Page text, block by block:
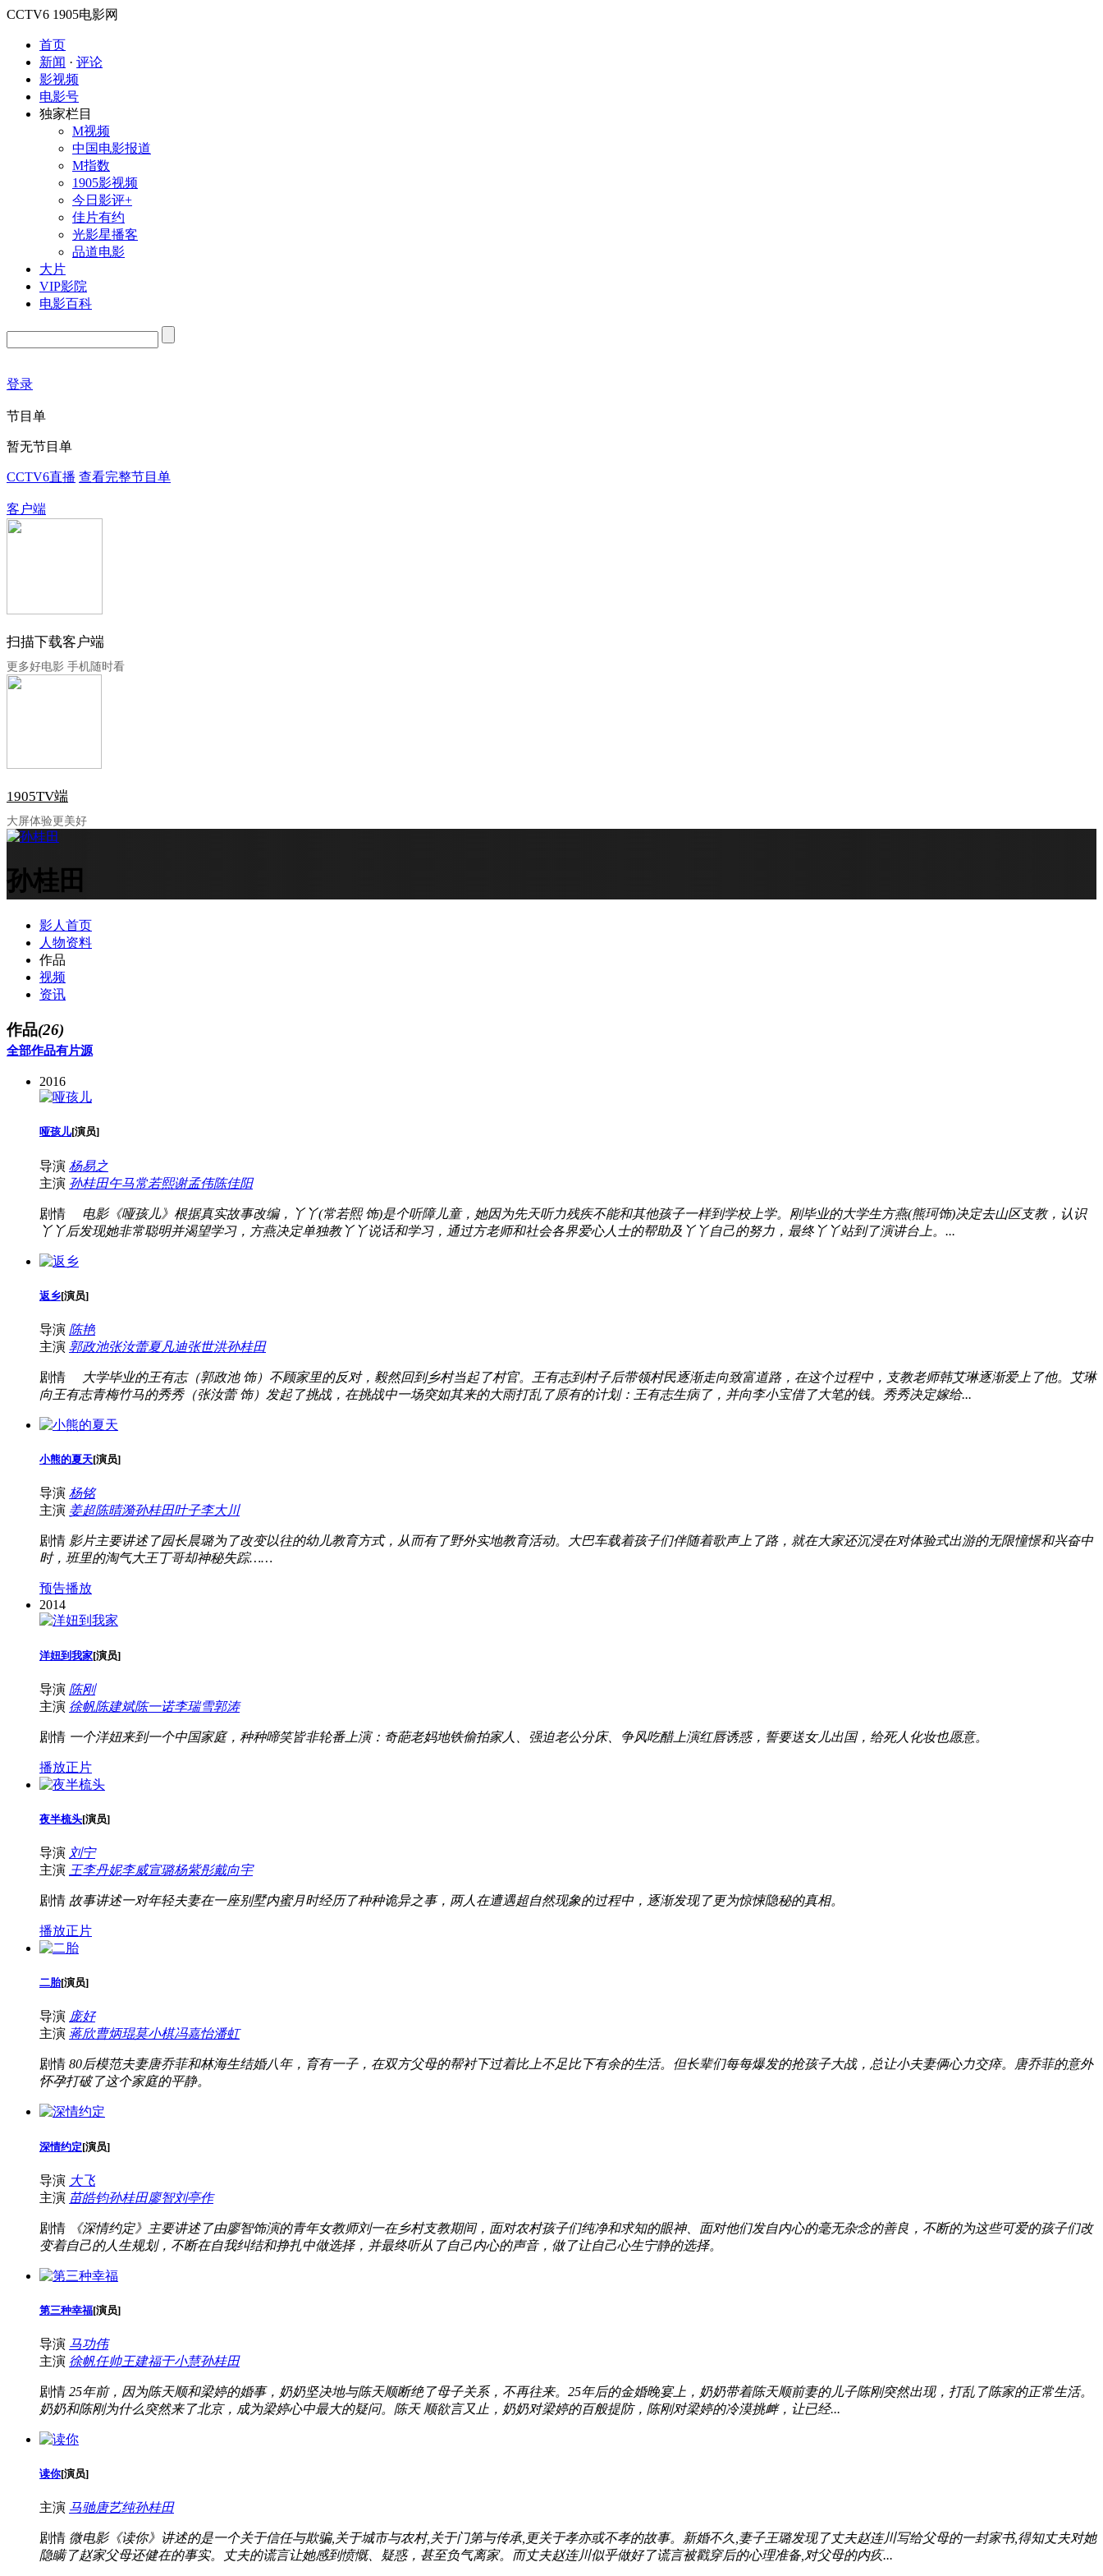
CCTV6 1905电影网
首页
新闻 · 评论
影视频
电影号
独家栏目
M视频
中国电影报道
M指数
1905影视频
今日影评+
佳片有约
光影星播客
品道电影
大片
VIP影院
电影百科
登录
节目单
暂无节目单
CCTV6直播 查看完整节目单
客户端
扫描下载客户端
更多好电影 手机随时看
1905TV端
大屏体验更美好
孙桂田
影人首页
人物资料
作品
视频
资讯
作品(26)
全部作品有片源
2016
哑孩儿[演员]
导演 杨易之
主演 孙桂田午马常若熙谢孟伟陈佳阳
剧情
电影《哑孩儿》根据真实故事改编，丫丫(常若熙 饰)是个听障儿童，她因为先天听力残疾不能和其他孩子一样到学校上学。刚毕业的大学生方燕(熊珂饰)决定去山区支教，认识
丫丫后发现她非常聪明并渴望学习，方燕决定单独教丫丫说话和学习，通过方老师和社会各界爱心人士的帮助及丫丫自己的努力，最终丫丫站到了演讲台上。...
返乡[演员]
导演 陈艳
主演 郭政池张汝蕾夏凡迪张世洪孙桂田
剧情
大学毕业的王有志（郭政池 饰）不顾家里的反对，毅然回到乡村当起了村官。王有志到村子后带领村民逐渐走向致富道路，在这个过程中，支教老师韩艾琳逐渐爱上了他。艾琳
向王有志青梅竹马的秀秀（张汝蕾 饰）发起了挑战，在挑战中一场突如其来的大雨打乱了原有的计划：王有志生病了，并向李小宝借了大笔的钱。秀秀决定嫁给...
小熊的夏天[演员]
导演 杨铭
主演 姜超陈晴漪孙桂田叶子李大川
剧情 影片主要讲述了园长晨璐为了改变以往的幼儿教育方式，从而有了野外实地教育活动。大巴车载着孩子们伴随着歌声上了路，就在大家还沉浸在对体验式出游的无限憧憬和兴奋中
时，班里的淘气大王丁哥却神秘失踪……
预告播放
2014
洋妞到我家[演员]
导演 陈刚
主演 徐帆陈建斌陈一诺李瑞雪郭涛
剧情 一个洋妞来到一个中国家庭，种种啼笑皆非轮番上演：奇葩老妈地铁偷拍家人、强迫老公分床、争风吃醋上演红唇诱惑，誓要送女儿出国，给死人化妆也愿意。
播放正片
夜半梳头[演员]
导演 刘宁
主演 王李丹妮李威宣璐杨紫彤戴向宇
剧情 故事讲述一对年轻夫妻在一座别墅内蜜月时经历了种种诡异之事，两人在遭遇超自然现象的过程中，逐渐发现了更为惊悚隐秘的真相。
播放正片
二胎[演员]
导演 庞好
主演 蒋欣曹炳琨莫小棋冯嘉怡潘虹
剧情 80后模范夫妻唐乔菲和林海生结婚八年，育有一子，在双方父母的帮衬下过着比上不足比下有余的生活。但长辈们每每爆发的抢孩子大战，总让小夫妻俩心力交瘁。唐乔菲的意外
怀孕打破了这个家庭的平静。
深情约定[演员]
导演 大飞
主演 苗皓钧孙桂田廖智刘亭作
剧情
《深情约定》主要讲述了由廖智饰演的青年女教师刘一在乡村支教期间，面对农村孩子们纯净和求知的眼神、面对他们发自内心的毫无杂念的善良，不断的为这些可爱的孩子们改
变着自己的人生规划，不断在自我纠结和挣扎中做选择，并最终听从了自己内心的声音，做了让自己心生宁静的选择。
第三种幸福[演员]
导演 马功伟
主演 徐帆任帅王建福于小慧孙桂田
剧情 25年前，因为陈天顺和梁婷的婚事，奶奶坚决地与陈天顺断绝了母子关系，不再往来。25年后的金婚晚宴上，奶奶带着陈天顺前妻的儿子陈刚突然出现，打乱了陈家的正常生活。
奶奶和陈刚为什么突然来了北京，成为梁婷心中最大的疑问。陈天 顺欲言又止，奶奶对梁婷的百般提防，陈刚对梁婷的冷漠挑衅，让已经...
读你[演员]
主演 马驰唐艺纯孙桂田
剧情 微电影《读你》讲述的是一个关于信任与欺骗,关于城市与农村,关于门第与传承,更关于孝亦或不孝的故事。新婚不久,妻子王璐发现了丈夫赵连川写给父母的一封家书,得知丈夫对她
隐瞒了赵家父母还健在的事实。丈夫的谎言让她感到愤慨、疑惑，甚至负气离家。而丈夫赵连川似乎做好了谎言被戳穿后的心理准备,对父母的内疚...